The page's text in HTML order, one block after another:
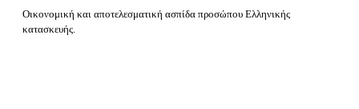
Οικονομική και αποτελεσματική ασπίδα προσώπου Ελληνικής
κατασκευής.